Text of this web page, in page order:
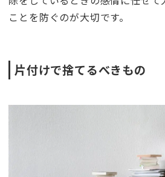
ことを防ぐのが大切です。
片付けで捨てるべきもの